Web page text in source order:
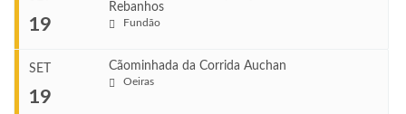
Ago 22, 2026
Ago 23, 2026
VENUE
Set 11, 2026
19
Rebanhos
Fundão
SET
19
Cãominhada da Corrida Auchan
Oeiras